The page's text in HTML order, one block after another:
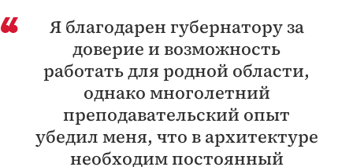
Я благодарен губернатору за
доверие и возможность
работать для родной области,
однако многолетний
преподавательский опыт
убедил меня, что в архитектуре
необходим постоянный